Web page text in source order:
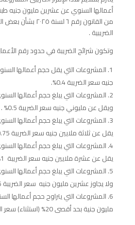
من القانون رقم ٦ لسنة
الضريبية .
وتكون شرائح الضريبة في حدود رقم
المشروعات التي يقل حجم أعمالها
جنيه سعر الضريبة 0.4%.
المشروعات التي يبلغ حجم أعمالها
ويقل عن مليوني جنيه سعر الضريبة 0.5% .
المشروعات التي يبلغ حجم أعمالها
يقل عن ثلاثة ملايين جنيه سعر الضريبة 0.75%.
المشروعات التي يبلغ حجم أعمالها
يقل عن عشرة ملايين جنيه سعر الضريبة 1% .
المشروعات التي يبلغ حجم أعمالها
ولا يجاوز عشرين مليون جنيه سعر الضريبة 1.5%
المشروعات التي يتراوح حجم أعمالها
مليون جنية بحد أقصى 20% (استثناء) سعر الضريبة 1.5%.